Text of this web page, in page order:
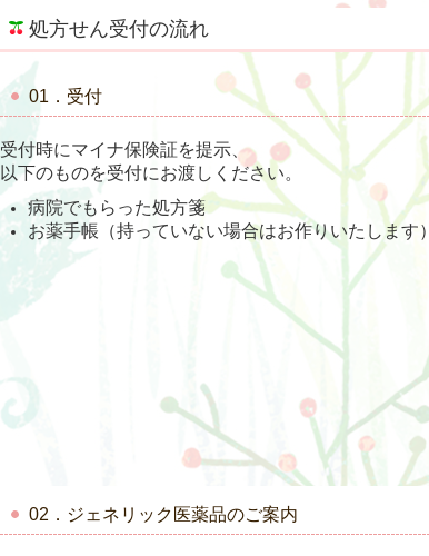
処方せん受付の流れ
01．受付
受付時にマイナ保険証を提示、
以下のものを受付にお渡しください。
病院でもらった処方箋
お薬手帳（持っていない場合はお作りいたします）
02．ジェネリック医薬品のご案内